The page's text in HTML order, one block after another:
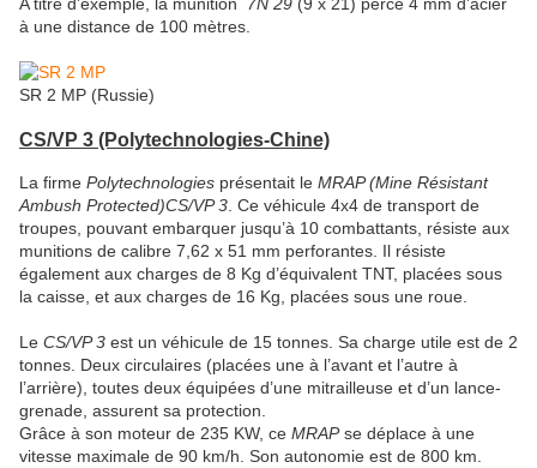
à une distance de 100 mètres.
SR 2 MP (Russie)
CS/VP 3 (Polytechnologies-Chine)
La firme Polytechnologies présentait le MRAP (Mine Résistant
Ambush Protected)CS/VP 3. Ce véhicule 4x4 de transport de
troupes, pouvant embarquer jusqu’à 10 combattants, résiste aux
munitions de calibre 7,62 x 51 mm perforantes. Il résiste
également aux charges de 8 Kg d’équivalent TNT, placées sous
la caisse, et aux charges de 16 Kg, placées sous une roue.
Le CS/VP 3 est un véhicule de 15 tonnes. Sa charge utile est de 2
tonnes. Deux circulaires (placées une à l’avant et l’autre à
l’arrière), toutes deux équipées d’une mitrailleuse et d’un lance-
grenade, assurent sa protection.
Grâce à son moteur de 235 KW, ce MRAPse déplace à une
vitesse maximale de 90 km/h. Son autonomie est de 800 km.